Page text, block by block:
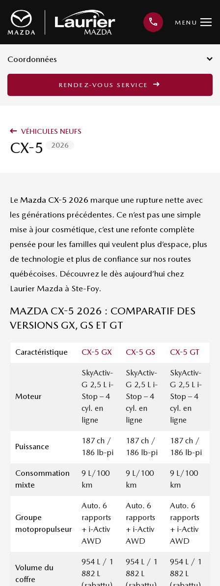
MENU
Coordonnées
3001, avenue Kepler, Québec G1X
RENDEZ-VOUS SERVICE
VÉHICULES NEUFS
CX-5 2026
Le Mazda CX-5 2026 marque une rupture nette avec
les générations précédentes. Ce n’est pas une simple
mise à jour cosmétique, c’est une refonte complète
pensée pour les familles qui veulent plus d’espace, plus
de technologie et plus de confiance sur nos routes
québécoises. Découvrez le dès aujourd’hui chez
Laurier Mazda à Ste-Foy.
MAZDA CX-5 2026 : COMPARATIF DES
VERSIONS GX, GS ET GT
Caractéristique CX-5 GX CX-5 GS CX-5 GT
Moteur
SkyActiv-
G 2,5 L i-
Stop – 4
cyl. en
ligne
SkyActiv-
G 2,5 L i-
Stop – 4
cyl. en
ligne
SkyActiv-
G 2,5 L i-
Stop – 4
cyl. en
ligne
Puissance
187 ch /
186 lb-pi
187 ch /
186 lb-pi
187 ch /
186 lb-pi
Consommation
mixte
9 L/100
km
9 L/100
km
9 L/100
km
Groupe
motopropulseur
Auto. 6
rapports
+ i-Activ
AWD
Auto. 6
rapports
+ i-Activ
AWD
Auto. 6
rapports
+ i-Activ
AWD
Volume du
coffre
954 L / 1
882 L
954 L / 1
882 L
954 L / 1
882 L